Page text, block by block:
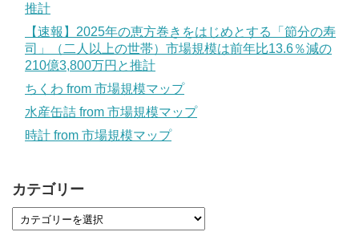
推計
【速報】2025年の恵方巻きをはじめとする「節分の寿
司」（二人以上の世帯）市場規模は前年比13.6％減の
210億3,800万円と推計
ちくわ from 市場規模マップ
水産缶詰 from 市場規模マップ
時計 from 市場規模マップ
カテゴリー